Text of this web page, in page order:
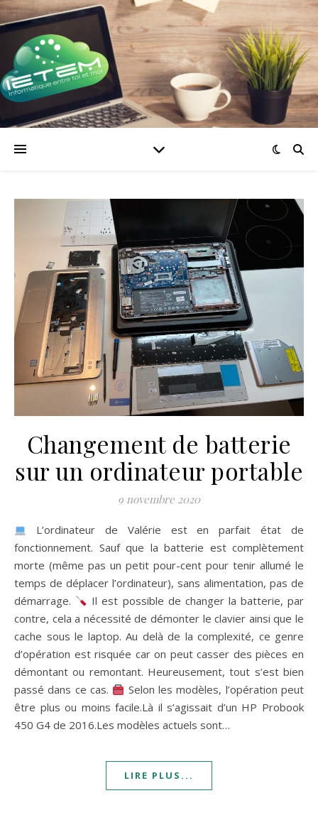
Changement de batterie
sur un ordinateur portable
9 novembre 2020
L’ordinateur de Valérie est en parfait état de
fonctionnement. Sauf que la batterie est complètement
morte (même pas un petit pour-cent pour tenir allumé le
temps de déplacer l’ordinateur), sans alimentation, pas de
démarrage.
Il est possible de changer la batterie, par
contre, cela a nécessité de démonter le clavier ainsi que le
cache sous le laptop. Au delà de la complexité, ce genre
d’opération est risquée car on peut casser des pièces en
démontant ou remontant. Heureusement, tout s’est bien
passé dans ce cas.
Selon les modèles, l’opération peut
être plus ou moins facile.Là il s’agissait d’un HP Probook
450 G4 de 2016.Les modèles actuels sont…
LIRE PLUS...